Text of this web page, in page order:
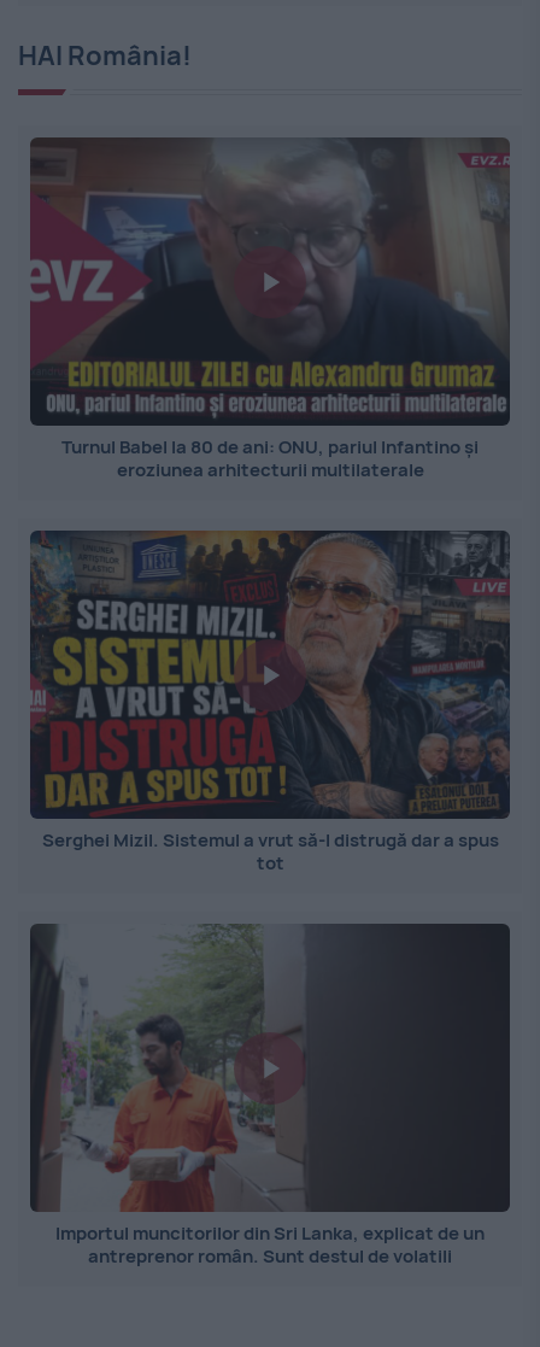
HAI România!
Turnul Babel la 80 de ani: ONU, pariul Infantino și
eroziunea arhitecturii multilaterale
Serghei Mizil. Sistemul a vrut să-l distrugă dar a spus
tot
Importul muncitorilor din Sri Lanka, explicat de un
antreprenor român. Sunt destul de volatili